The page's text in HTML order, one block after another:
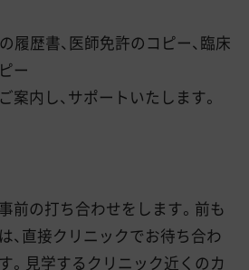
履歴書、医師免許のコピー、臨床
ー
内し、サポートいたします。
前の打ち合わせをします。前も
、直接クリニックでお待ち合わ
。見学するクリニック近くのカ